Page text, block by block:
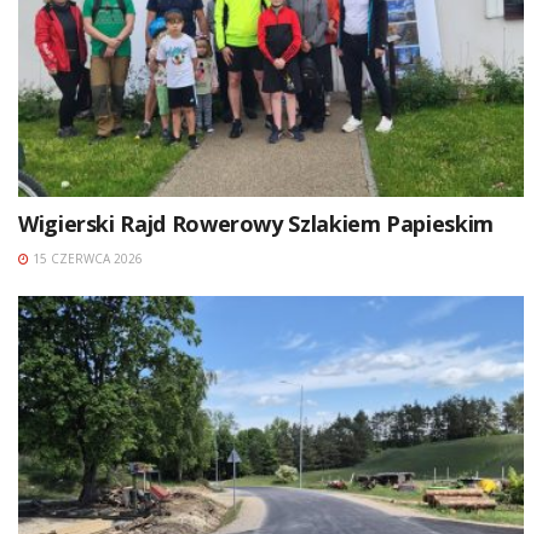
Wigierski Rajd Rowerowy Szlakiem Papieskim
15 CZERWCA 2026